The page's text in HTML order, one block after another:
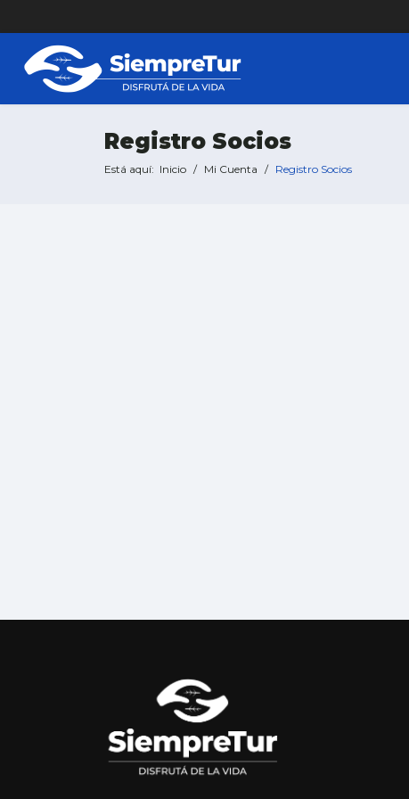
Registro Socios
Está aquí: Inicio Mi Cuenta Registro Socios